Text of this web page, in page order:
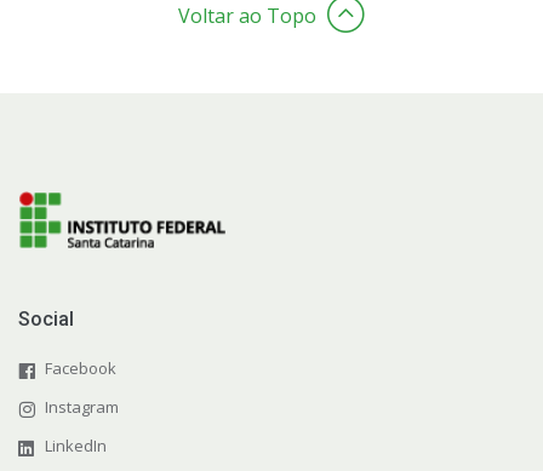
Voltar ao Topo
Social
Facebook
Instagram
LinkedIn